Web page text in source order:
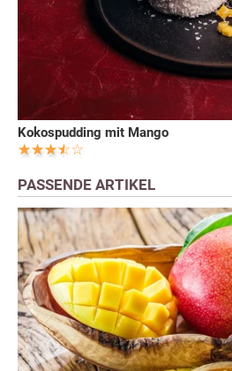
Kokospudding mit Mango
PASSENDE ARTIKEL